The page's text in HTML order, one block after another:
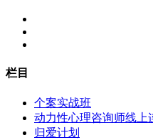
栏目
个案实战班
动力性心理咨询师线上
归爱计划